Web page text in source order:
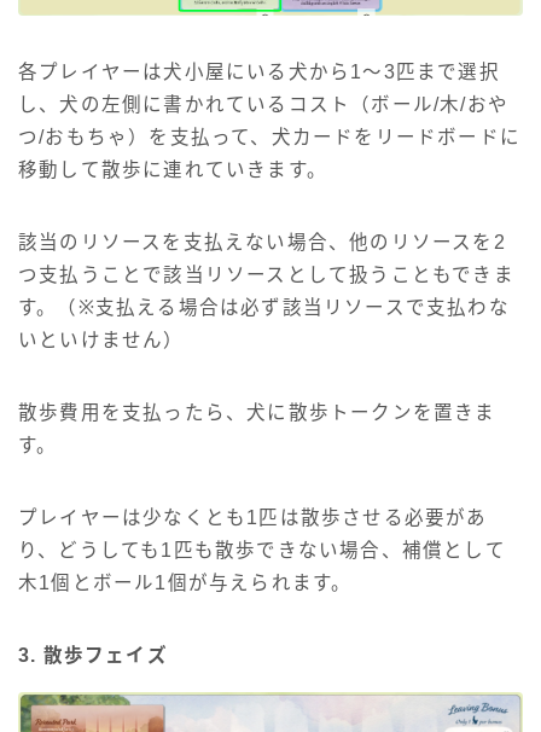
各プレイヤーは犬小屋にいる犬から1～3匹まで選択
し、犬の左側に書かれているコスト（ボール/木/おや
つ/おもちゃ）を支払って、犬カードをリードボードに
移動して散歩に連れていきます。
該当のリソースを支払えない場合、他のリソースを2
つ支払うことで該当リソースとして扱うこともできま
す。（※支払える場合は必ず該当リソースで支払わな
いといけません）
散歩費用を支払ったら、犬に散歩トークンを置きま
す。
プレイヤーは少なくとも1匹は散歩させる必要があ
り、どうしても1匹も散歩できない場合、補償として
木1個とボール1個が与えられます。
3. 散歩フェイズ